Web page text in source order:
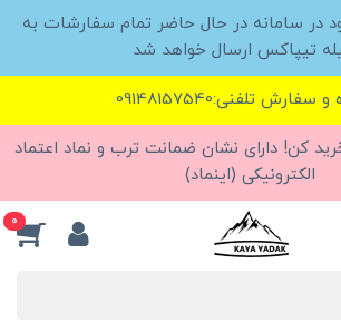
در سامانه در حال حاضر تمام سفارشات به
تیپاکس ارسال خواهد شد
تلفنی:09148157540
کن! دارای نشان ضمانت ترب و نماد اعتماد
الکترونیکی (اینماد)
0